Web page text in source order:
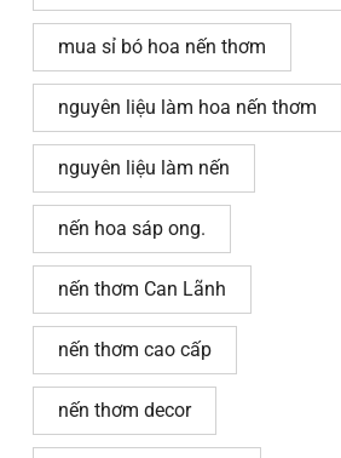
mua sỉ bó hoa nến thơm
nguyên liệu làm hoa nến thơm
nguyên liệu làm nến
nến hoa sáp ong.
nến thơm Can Lãnh
nến thơm cao cấp
nến thơm decor